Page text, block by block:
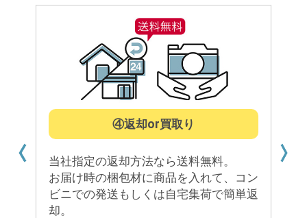
④返却or買取り
指定の返却方法なら送料無料。
け時の梱包材に商品を入れて、コン
での発送もしくは自宅集荷で簡単返
スマホやPC
ーズに合っ
い。